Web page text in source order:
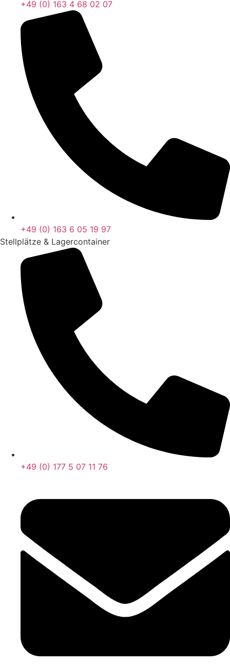
+49 (0) 163 4 68 02 07
+49 (0) 163 6 05 19 97
Stellplätze & Lagercontainer
+49 (0) 177 5 07 11 76